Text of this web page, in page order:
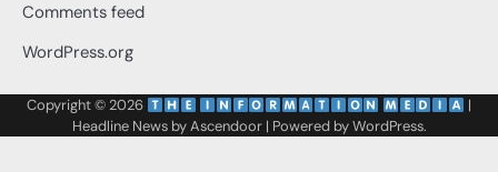
Comments feed
WordPress.org
Copyright © 2026
|
Headline News byAscendoor| Powered byWordPress.